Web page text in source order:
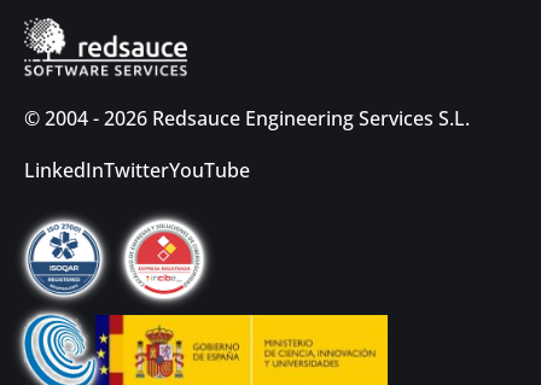
© 2004 - 2026 Redsauce Engineering Services S.L.
LinkedInTwitterYouTube